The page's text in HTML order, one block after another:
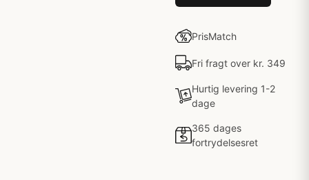
PrisMatch
Fri fragt over kr. 349
Hurtig levering 1-2
dage
365 dages
fortrydelsesret